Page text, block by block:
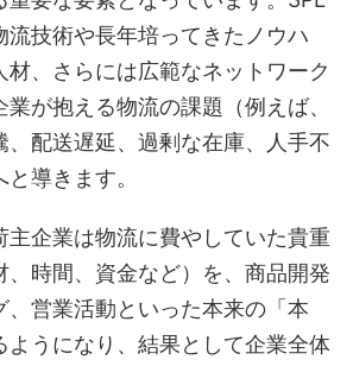
流技術や長年培ってきたノウハ
材、さらには広範なネットワーク
が抱える物流の課題（例えば、
、配送遅延、過剰な在庫、人手不
導きます。
主企業は物流に費やしていた貴重
、時間、資金など）を、商品開発
、営業活動といった本来の「本
ようになり、結果として企業全体